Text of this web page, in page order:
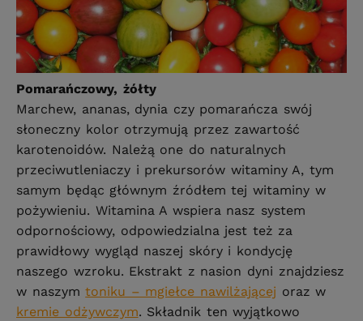
Pomarańczowy, żółty
Marchew, ananas, dynia czy pomarańcza swój
słoneczny kolor otrzymują przez zawartość
karotenoidów. Należą one do naturalnych
przeciwutleniaczy i prekursorów witaminy A, tym
samym będąc głównym źródłem tej witaminy w
pożywieniu. Witamina A wspiera nasz system
odpornościowy, odpowiedzialna jest też za
prawidłowy wygląd naszej skóry i kondycję
naszego wzroku. Ekstrakt z nasion dyni znajdziesz
w naszymtoniku – mgiełce nawilżającej oraz w
kremie odżywczym. Składnik ten wyjątkowo